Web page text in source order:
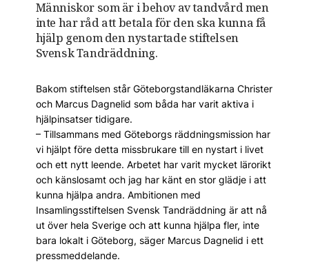
Människor som är i behov av tandvård men
inte har råd att betala för den ska kunna få
hjälp genom den nystartade stiftelsen
Svensk Tandräddning.
Bakom stiftelsen står Göteborgstandläkarna Christer
och Marcus Dagnelid som båda har varit aktiva i
hjälpinsatser tidigare.
– Tillsammans med Göteborgs räddningsmission har
vi hjälpt före detta missbrukare till en nystart i livet
och ett nytt leende. Arbetet har varit mycket lärorikt
och känslosamt och jag har känt en stor glädje i att
kunna hjälpa andra. Ambitionen med
Insamlingsstiftelsen Svensk Tandräddning är att nå
ut över hela Sverige och att kunna hjälpa fler, inte
bara lokalt i Göteborg, säger Marcus Dagnelid i ett
pressmeddelande.